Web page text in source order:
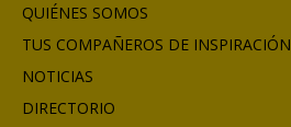
QUIÉNES SOMOS
TUS COMPAÑEROS DE INSPIRACIÓN
NOTICIAS
DIRECTORIO